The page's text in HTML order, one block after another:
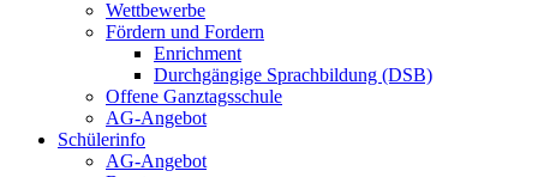
Wettbewerbe
Fördern und Fordern
Enrichment
Durchgängige Sprachbildung (DSB)
Offene Ganztagsschule
AG-Angebot
Schülerinfo
AG-Angebot